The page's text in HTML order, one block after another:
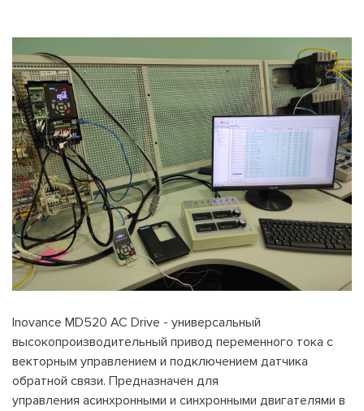
Inovance MD520 AC Drive - универсальный
высокопроизводительный привод переменного тока с
векторным управлением и подключением датчика
обратной связи. Предназначен для
управления асинхронными и синхронными двигателями в